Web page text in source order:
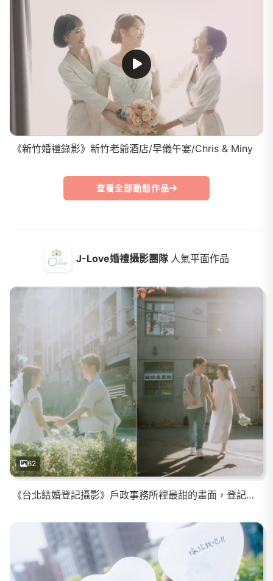
J-Love婚禮攝影團隊 人氣平面作品
62
《台北結婚登記攝影》戶政事務所裡最甜的畫面，登記不只是一份文件而是幸福浪漫的新章
《新竹婚禮錄影》新竹老爺酒店/早儀午宴/Chris & Miny
查看全部動態作品